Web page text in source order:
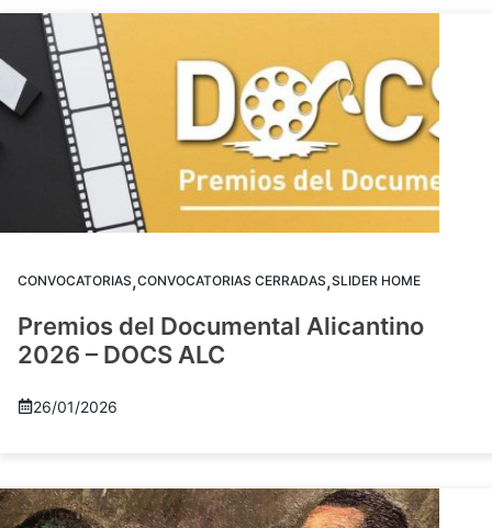
CONVOCATORIAS,CONVOCATORIAS CERRADAS,SLIDER HOME
Premios del Documental Alicantino
2026 – DOCS ALC
26/01/2026